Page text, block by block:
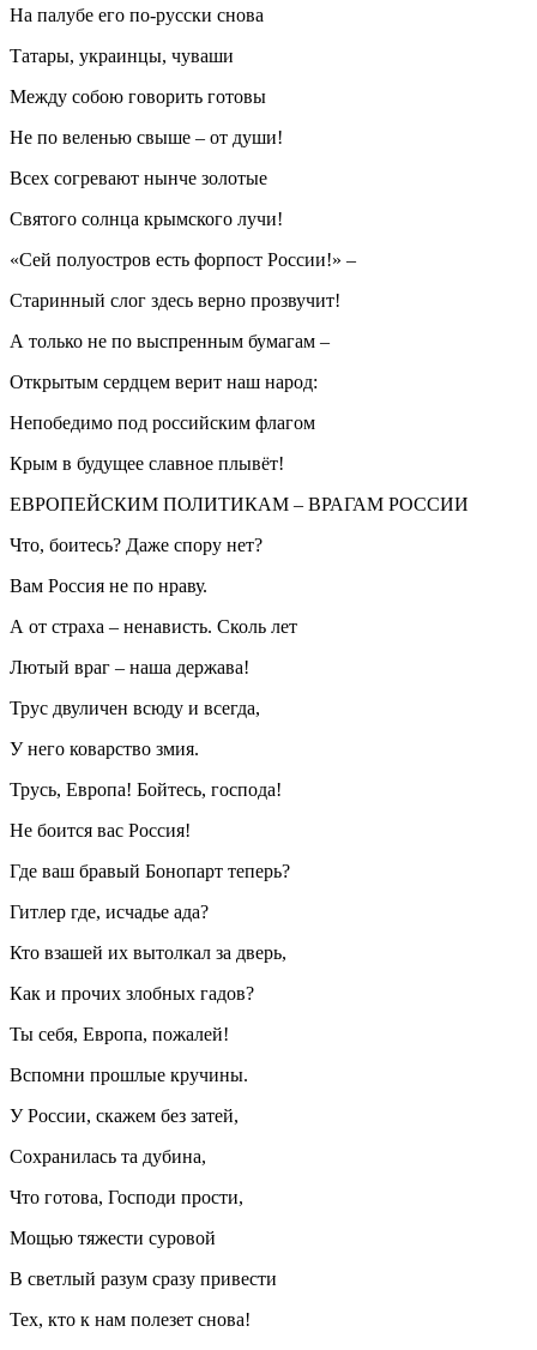
На палубе его по-русски снова
Татары, украинцы, чуваши
Между собою говорить готовы
Не по веленью свыше – от души!
Всех согревают нынче золотые
Святого солнца крымского лучи!
«Сей полуостров есть форпост России!» –
Старинный слог здесь верно прозвучит!
А только не по выспренным бумагам –
Открытым сердцем верит наш народ:
Непобедимо под российским флагом
Крым в будущее славное плывёт!
ЕВРОПЕЙСКИМ ПОЛИТИКАМ – ВРАГАМ РОССИИ
Что, боитесь? Даже спору нет?
Вам Россия не по нраву.
А от страха – ненависть. Сколь лет
Лютый враг – наша держава!
Трус двуличен всюду и всегда,
У него коварство змия.
Трусь, Европа! Бойтесь, господа!
Не боится вас Россия!
Где ваш бравый Бонопарт теперь?
Гитлер где, исчадье ада?
Кто взашей их вытолкал за дверь,
Как и прочих злобных гадов?
Ты себя, Европа, пожалей!
Вспомни прошлые кручины.
У России, скажем без затей,
Сохранилась та дубина,
Что готова, Господи прости,
Мощью тяжести суровой
В светлый разум сразу привести
Тех, кто к нам полезет снова!